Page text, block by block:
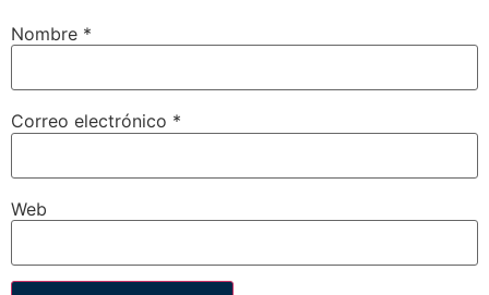
Nombre *
Correo electrónico *
Web